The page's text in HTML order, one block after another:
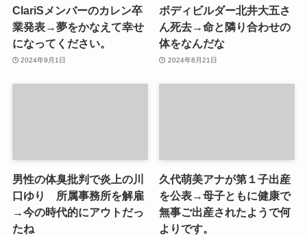
ClariSメンバーのカレン卒
業発表→夢をかなえて幸せ
になってください。
2024年9月1日
ボディビルダー北井大五さ
ん死去→命と隣り合わせの
体をなんだな
2024年8月21日
男性の体臭批判で炎上の川
口ゆり 所属事務所を解雇
→今の時代的にアウトだっ
たね
久代萌美アナが第１子出産
を公表→母子ともに健康で
無事ご出産されたようで何
よりです。